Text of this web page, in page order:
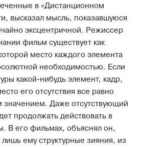
в «Дистанционном
высказал мысль, показавшуюся
эксцентричной. Режиссер
фильм существует как
место каждого элемента
необходимостью. Если
какой-нибудь элемент, кадр,
его отсутствия все равно
значением. Даже отсутствующий
продолжать действовать в
В его фильмах, объяснял он,
ему структурные зияния, из